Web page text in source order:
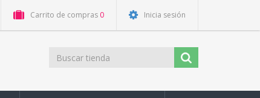
Carrito de compras 0 Inicia sesión